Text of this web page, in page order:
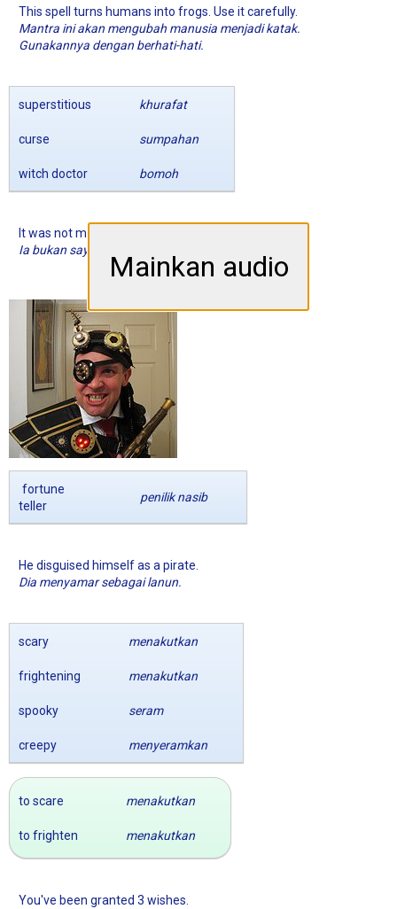
This spell turns humans into frogs. Use it carefully.
Mantra ini akan mengubah manusia menjadi katak.
Gunakannya dengan berhati-hati.
superstitious khurafat
curse sumpahan
witch doctor bomoh
It was not me. I was possessed by an evil spirit.
Ia bukan saya. Saya telah dirasuk oleh roh jahat.
fortune
teller
penilik nasib
He disguised himself as a pirate.
Dia menyamar sebagai lanun.
scary menakutkan
frightening menakutkan
spooky seram
creepy menyeramkan
to scare menakutkan
to frighten menakutkan
You've been granted 3 wishes.
Mainkan audio